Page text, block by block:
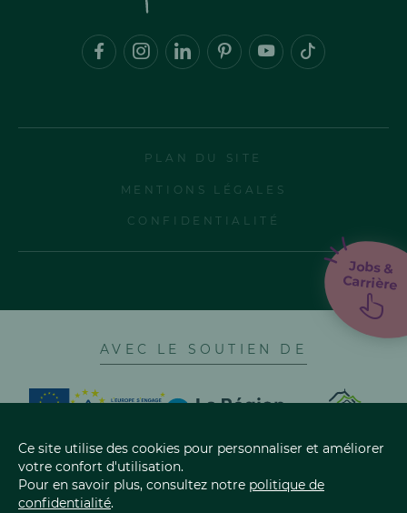
Jobs &
Carrière
PLAN DU SITE
MENTIONS LÉGALES
CONFIDENTIALITÉ
AVEC LE SOUTIEN DE
Ce site utilise des cookies pour personnaliser et améliorer
votre confort d'utilisation.
Pour en savoir plus, consultez notre politique de
confidentialité.